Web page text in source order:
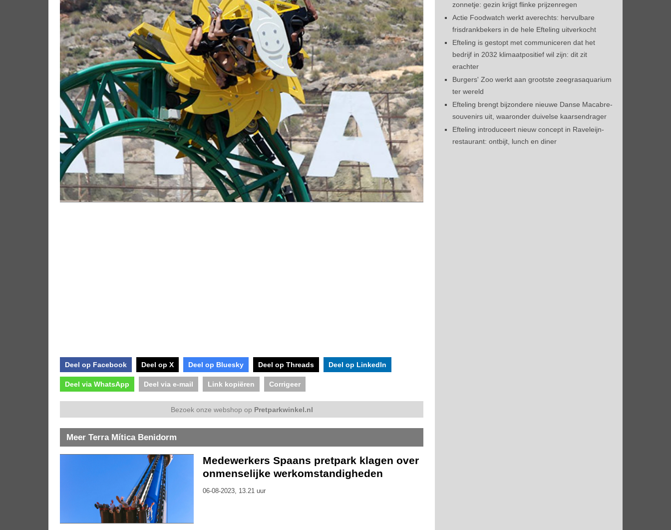
Deel op Facebook Deel op X Deel op Bluesky Deel op Threads Deel op LinkedIn
Deel via WhatsApp Deel via e-mail Link kopiëren Corrigeer
Bezoek onze webshop op Pretparkwinkel.nl
Meer Terra Mítica Benidorm
Medewerkers Spaans pretpark klagen over
onmenselijke werkomstandigheden
06-08-2023, 13.21 uur
zonnetje: gezin krijgt flinke prijzenregen
Actie Foodwatch werkt averechts: hervulbare
frisdrankbekers in de hele Efteling uitverkocht
Efteling is gestopt met communiceren dat het
bedrijf in 2032 klimaatpositief wil zijn: dit zit
erachter
Burgers' Zoo werkt aan grootste zeegrasaquarium
ter wereld
Efteling brengt bijzondere nieuwe Danse Macabre-
souvenirs uit, waaronder duivelse kaarsendrager
Efteling introduceert nieuw concept in Raveleijn-
restaurant: ontbijt, lunch en diner